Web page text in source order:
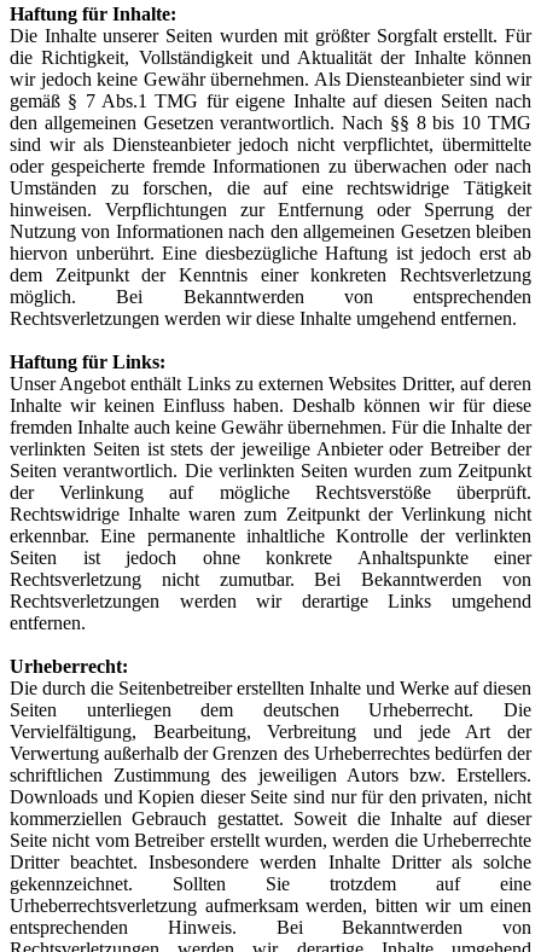
Haftung für Inhalte:
Die Inhalte unserer Seiten wurden mit größter Sorgfalt erstellt. Für
die Richtigkeit, Vollständigkeit und Aktualität der Inhalte können
wir jedoch keine Gewähr übernehmen. Als Diensteanbieter sind wir
gemäß § 7 Abs.1 TMG für eigene Inhalte auf diesen Seiten nach
den allgemeinen Gesetzen verantwortlich. Nach §§ 8 bis 10 TMG
sind wir als Diensteanbieter jedoch nicht verpflichtet, übermittelte
oder gespeicherte fremde Informationen zu überwachen oder nach
Umständen zu forschen, die auf eine rechtswidrige Tätigkeit
hinweisen. Verpflichtungen zur Entfernung oder Sperrung der
Nutzung von Informationen nach den allgemeinen Gesetzen bleiben
hiervon unberührt. Eine diesbezügliche Haftung ist jedoch erst ab
dem Zeitpunkt der Kenntnis einer konkreten Rechtsverletzung
möglich. Bei Bekanntwerden von entsprechenden
Rechtsverletzungen werden wir diese Inhalte umgehend entfernen.
Haftung für Links:
Unser Angebot enthält Links zu externen Websites Dritter, auf deren
Inhalte wir keinen Einfluss haben. Deshalb können wir für diese
fremden Inhalte auch keine Gewähr übernehmen. Für die Inhalte der
verlinkten Seiten ist stets der jeweilige Anbieter oder Betreiber der
Seiten verantwortlich. Die verlinkten Seiten wurden zum Zeitpunkt
der Verlinkung auf mögliche Rechtsverstöße überprüft.
Rechtswidrige Inhalte waren zum Zeitpunkt der Verlinkung nicht
erkennbar. Eine permanente inhaltliche Kontrolle der verlinkten
Seiten ist jedoch ohne konkrete Anhaltspunkte einer
Rechtsverletzung nicht zumutbar. Bei Bekanntwerden von
Rechtsverletzungen werden wir derartige Links umgehend
entfernen.
Urheberrecht:
Die durch die Seitenbetreiber erstellten Inhalte und Werke auf diesen
Seiten unterliegen dem deutschen Urheberrecht. Die
Vervielfältigung, Bearbeitung, Verbreitung und jede Art der
Verwertung außerhalb der Grenzen des Urheberrechtes bedürfen der
schriftlichen Zustimmung des jeweiligen Autors bzw. Erstellers.
Downloads und Kopien dieser Seite sind nur für den privaten, nicht
kommerziellen Gebrauch gestattet. Soweit die Inhalte auf dieser
Seite nicht vom Betreiber erstellt wurden, werden die Urheberrechte
Dritter beachtet. Insbesondere werden Inhalte Dritter als solche
gekennzeichnet. Sollten Sie trotzdem auf eine
Urheberrechtsverletzung aufmerksam werden, bitten wir um einen
entsprechenden Hinweis. Bei Bekanntwerden von